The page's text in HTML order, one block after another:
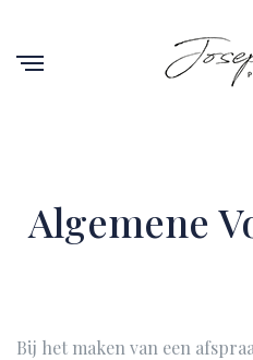
Algemene
Bij het maken van een